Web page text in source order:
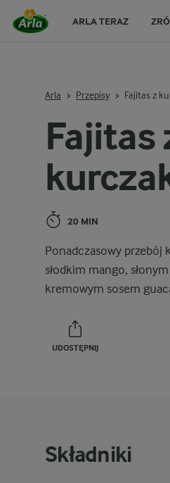
Fajitas
20 MIN
Ponadczasowy przebój
słodkim mango,
kremowym sosem
UDOSTĘPNIJ
Arla Przepisy Fajitas z
Składniki
ARLA TERAZ